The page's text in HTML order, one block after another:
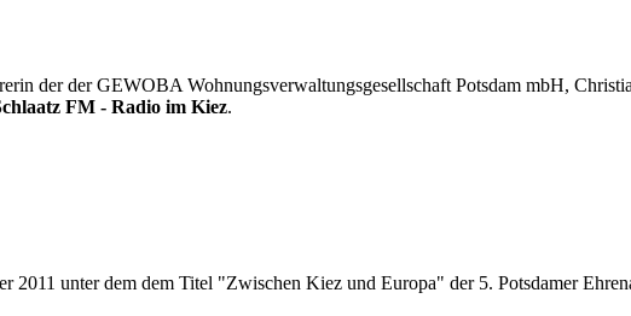
der der GEWOBA Wohnungsverwaltungsgesellschaft Potsdam mbH,
FM - Radio im Kiez.
unter dem dem Titel "Zwischen Kiez und Europa" der 5. Potsdamer